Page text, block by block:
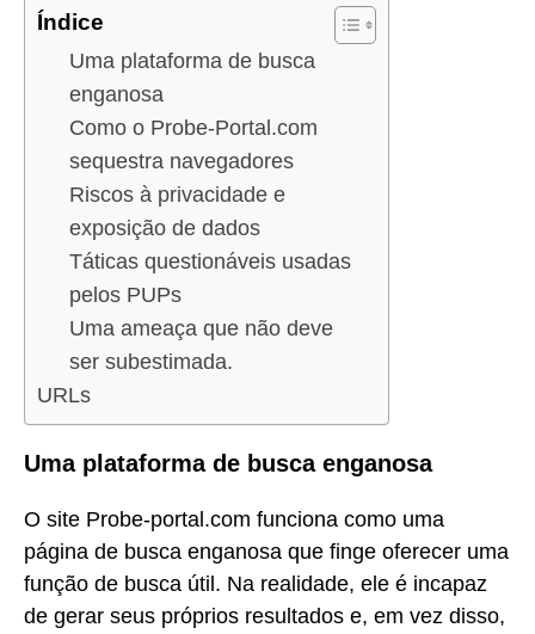
Índice
Uma plataforma de busca
enganosa
Como o Probe-Portal.com
sequestra navegadores
Riscos à privacidade e
exposição de dados
Táticas questionáveis usadas
pelos PUPs
Uma ameaça que não deve
ser subestimada.
URLs
Uma plataforma de busca enganosa
O site Probe-portal.com funciona como uma
página de busca enganosa que finge oferecer uma
função de busca útil. Na realidade, ele é incapaz
de gerar seus próprios resultados e, em vez disso,